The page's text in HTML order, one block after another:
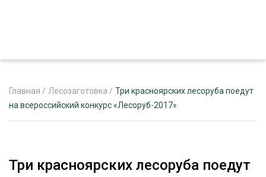
РЕКЛАМОДАТЕЛЯМ
Главная / Лесозаготовка / Три красноярских лесоруба поедут
на всероссийский конкурс «Лесоруб-2017»
Три красноярских лесоруба поедут